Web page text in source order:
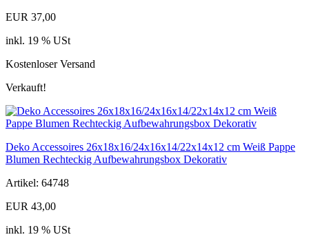
EUR 37,00
inkl. 19 % USt
Kostenloser Versand
Verkauft!
Deko Accessoires 26x18x16/24x16x14/22x14x12 cm Weiß Pappe
Blumen Rechteckig Aufbewahrungsbox Dekorativ
Artikel: 64748
EUR 43,00
inkl. 19 % USt